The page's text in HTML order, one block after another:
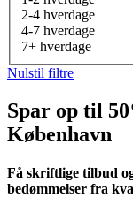
2-4 hverdage
4-7 hverdage
7+ hverdage
Nulstil filtre
Spar op til
København
Få skriftlige tilbud
bedømmelser fra